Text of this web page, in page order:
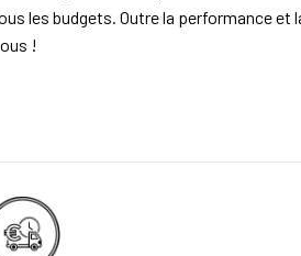
les budgets. Outre la performance et
!